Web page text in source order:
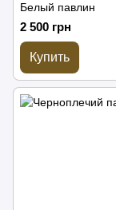
Белый павлин
2 500 грн
Купить